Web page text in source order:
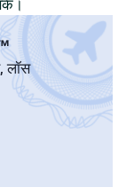
लॉस